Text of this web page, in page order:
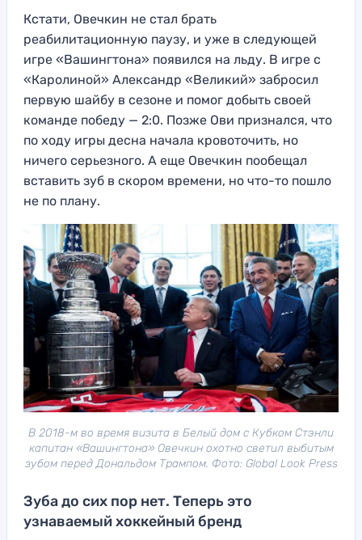
Кстати, Овечкин не стал брать
реабилитационную паузу, и уже в следующей
игре «Вашингтона» появился на льду. В игре с
«Каролиной» Александр «Великий» забросил
первую шайбу в сезоне и помог добыть своей
команде победу — 2:0. Позже Ови признался, что
по ходу игры десна начала кровоточить, но
ничего серьезного. А еще Овечкин пообещал
вставить зуб в скором времени, но что-то пошло
не по плану.
В 2018-м во время визита в Белый дом с Кубком Стэнли
капитан «Вашингтона» Овечкин охотно светил выбитым
зубом перед Дональдом Трампом. Фото: Global Look Press
Зуба до сих пор нет. Теперь это
узнаваемый хоккейный бренд